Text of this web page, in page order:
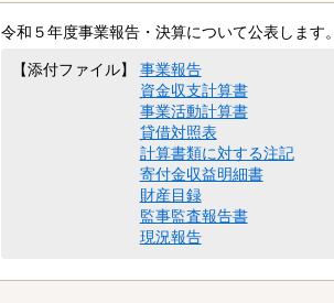
令和５年度事業報告・決算について公表します。
【添付ファイル】
事業報告
資金収支計算書
事業活動計算書
貸借対照表
計算書類に対する注記
寄付金収益明細書
財産目録
監事監査報告書
現況報告